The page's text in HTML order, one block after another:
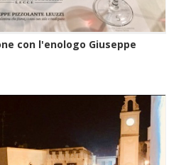
con l'enologo Giuseppe